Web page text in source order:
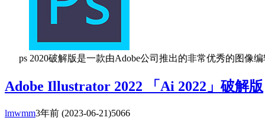
ps 2020破解版是一款由Adobe公司推出的非常优秀的图像
Adobe Illustrator 2022 「Ai 2022」破解版
lmwmm3年前 (2023-06-21)5066